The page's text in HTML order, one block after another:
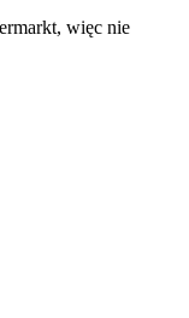
więc nie